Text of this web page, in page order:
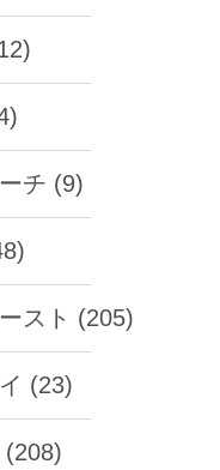
チ (9)
スト (205)
(23)